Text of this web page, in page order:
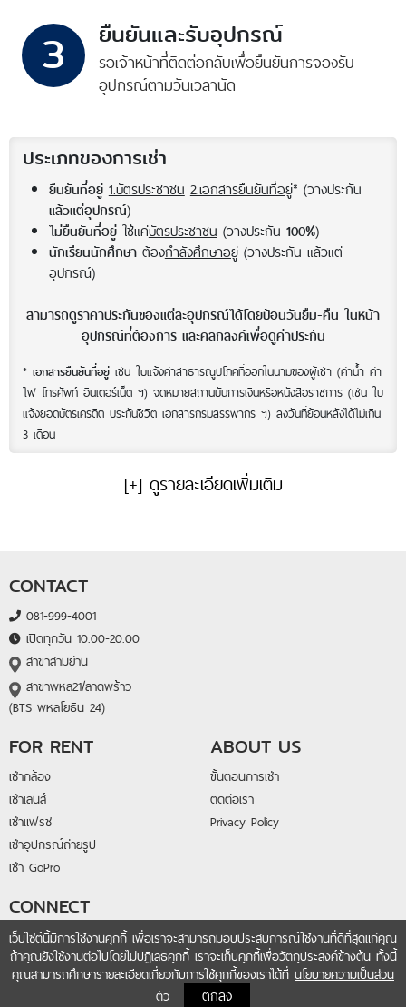
3 ยืนยันและรับอุปกรณ์
รอเจ้าหน้าที่ติดต่อกลับเพื่อยืนยันการจองรับ
อุปกรณ์ตามวันเวลานัด
ประเภทของการเช่า
ยืนยันที่อยู่ 1.บัตรประชาชน 2.เอกสารยืนยันที่อยู่* (วางประกัน
แล้วแต่อุปกรณ์)
ไม่ยืนยันที่อยู่ใช้แค่บัตรประชาชน(วางประกัน 100%)
นักเรียนนักศึกษาต้องกำลังศึกษาอยู่(วางประกัน แล้วแต่
อุปกรณ์)
สามารถดูราคาประกันของแต่ละอุปกรณ์ได้โดยป้อนวันยืม-คืน ในหน้า
อุปกรณ์ที่ต้องการ และคลิกลิงค์เพื่อดูค่าประกัน
* เอกสารยืนยันที่อยู่ เช่น ใบแจ้งค่าสาธารณูปโภคที่ออกในนามของผู้เช่า (ค่าน้ำ ค่า
ไฟ โทรศัพท์ อินเตอร์เน็ต ฯ) จดหมายสถานบันการเงินหรือหนังสือราชการ (เช่น ใบ
แจ้งยอดบัตรเครดิต ประกันชีวิต เอกสารกรมสรรพากร ฯ) ลงวันที่ย้อนหลังได้ไม่เกิน
3 เดือน
[+] ดูรายละเอียดเพิ่มเติม
CONTACT
081-999-4001
เปิดทุกวัน 10.00-20.00
สาขาสามย่าน
สาขาพหล21/ลาดพร้าว
(BTS พหลโยธิน 24)
FOR RENT
เช่ากล้อง
เช่าเลนส์
เช่าแฟรช
เช่าอุปกรณ์ถ่ายรูป
เช่า GoPro
ABOUT US
ขั้นตอนการเช่า
ติดต่อเรา
Privacy Policy
CONNECT
@lightandlens
fb.me/lightandlensrental
เว็บไซต์นี้มีการใช้งานคุกกี้ เพื่อเราจะสามารถมอบประสบการณ์ใช้งานที่ดีที่สุดแก่คุณ
ถ้าคุณยังใช้งานต่อไปโดยไม่ปฏิเสธคุกกี้ เราจะเก็บคุกกี้เพื่อวัตถุประสงค์ข้างต้น ทั้งนี้
คุณสามารถศึกษารายละเอียดเกี่ยวกับการใช้คุกกี้ของเราได้ที่ นโยบายความเป็นส่วน
ตัว
ตกลง